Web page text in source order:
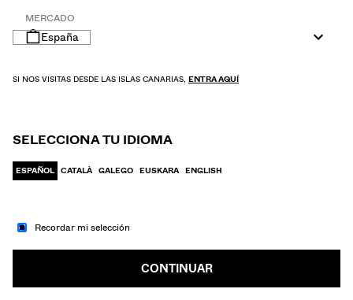
HOMBRE
MERCADO
España
SI NOS VISITAS DESDE LAS ISLAS CANARIAS, ENTRA AQUÍ
SELECCIONA TU IDIOMA
ESPAÑOL CATALÀ GALEGO EUSKARA ENGLISH
Recordar mi selección
CONTINUAR